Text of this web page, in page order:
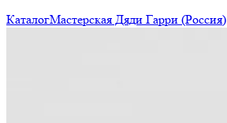
КаталогМастерская Дяди Гарри (Россия)